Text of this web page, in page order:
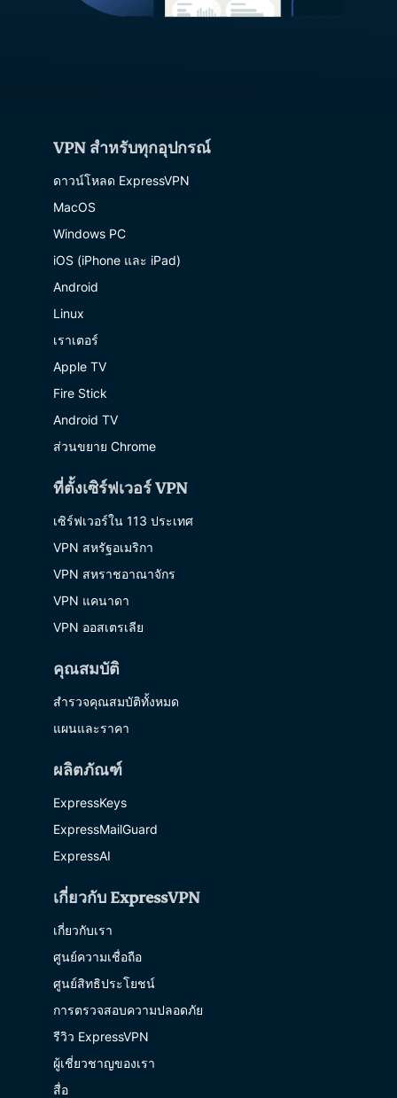
VPN สำหรับทุกอุปกรณ์
ดาวน์โหลด ExpressVPN
MacOS
Windows PC
iOS (iPhone และ iPad)
Android
Linux
เราเตอร์
Apple TV
Fire Stick
Android TV
ส่วนขยาย Chrome
ที่ตั้งเซิร์ฟเวอร์ VPN
เซิร์ฟเวอร์ใน 113 ประเทศ
VPN สหรัฐอเมริกา
VPN สหราชอาณาจักร
VPN แคนาดา
VPN ออสเตรเลีย
คุณสมบัติ
สำรวจคุณสมบัติทั้งหมด
แผนและราคา
ผลิตภัณฑ์
ExpressKeys
ExpressMailGuard
ExpressAI
เกี่ยวกับ ExpressVPN
เกี่ยวกับเรา
ศูนย์ความเชื่อถือ
ศูนย์สิทธิประโยชน์
การตรวจสอบความปลอดภัย
รีวิว ExpressVPN
ผู้เชี่ยวชาญของเรา
สื่อ